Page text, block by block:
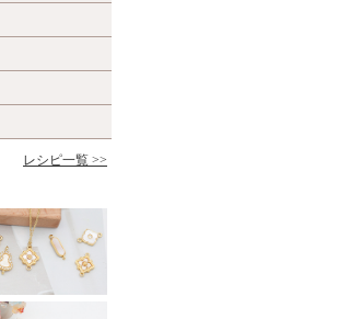
レシピ一覧 >>